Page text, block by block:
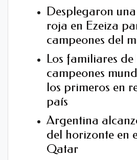
Desplegaron
roja en Ezeiza
campeones del
Los familiares de
campeones
los primeros en
país
Argentina
del horizonte en
Qatar